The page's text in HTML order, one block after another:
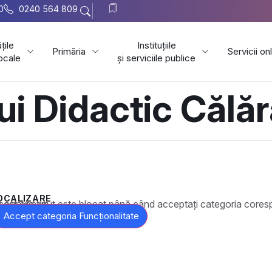
0240 564 809
Primăria
Instituțiile
și serviciile publice
Servicii
Didactic
blocat până când acceptați categoria corespunzătoare de cookie-uri.
Accept categoria Funcționalitate